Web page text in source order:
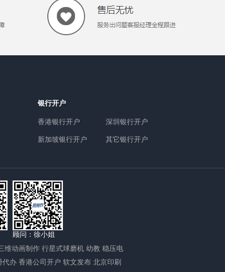
银行开户
香港银行开户 深圳银行开户
新加坡银行开户 其它银行开户
顾问：徐小姐
维动画制作 行星式球磨机 幼教 稳压电
代办 香港公司开户 软文发布 北京印刷